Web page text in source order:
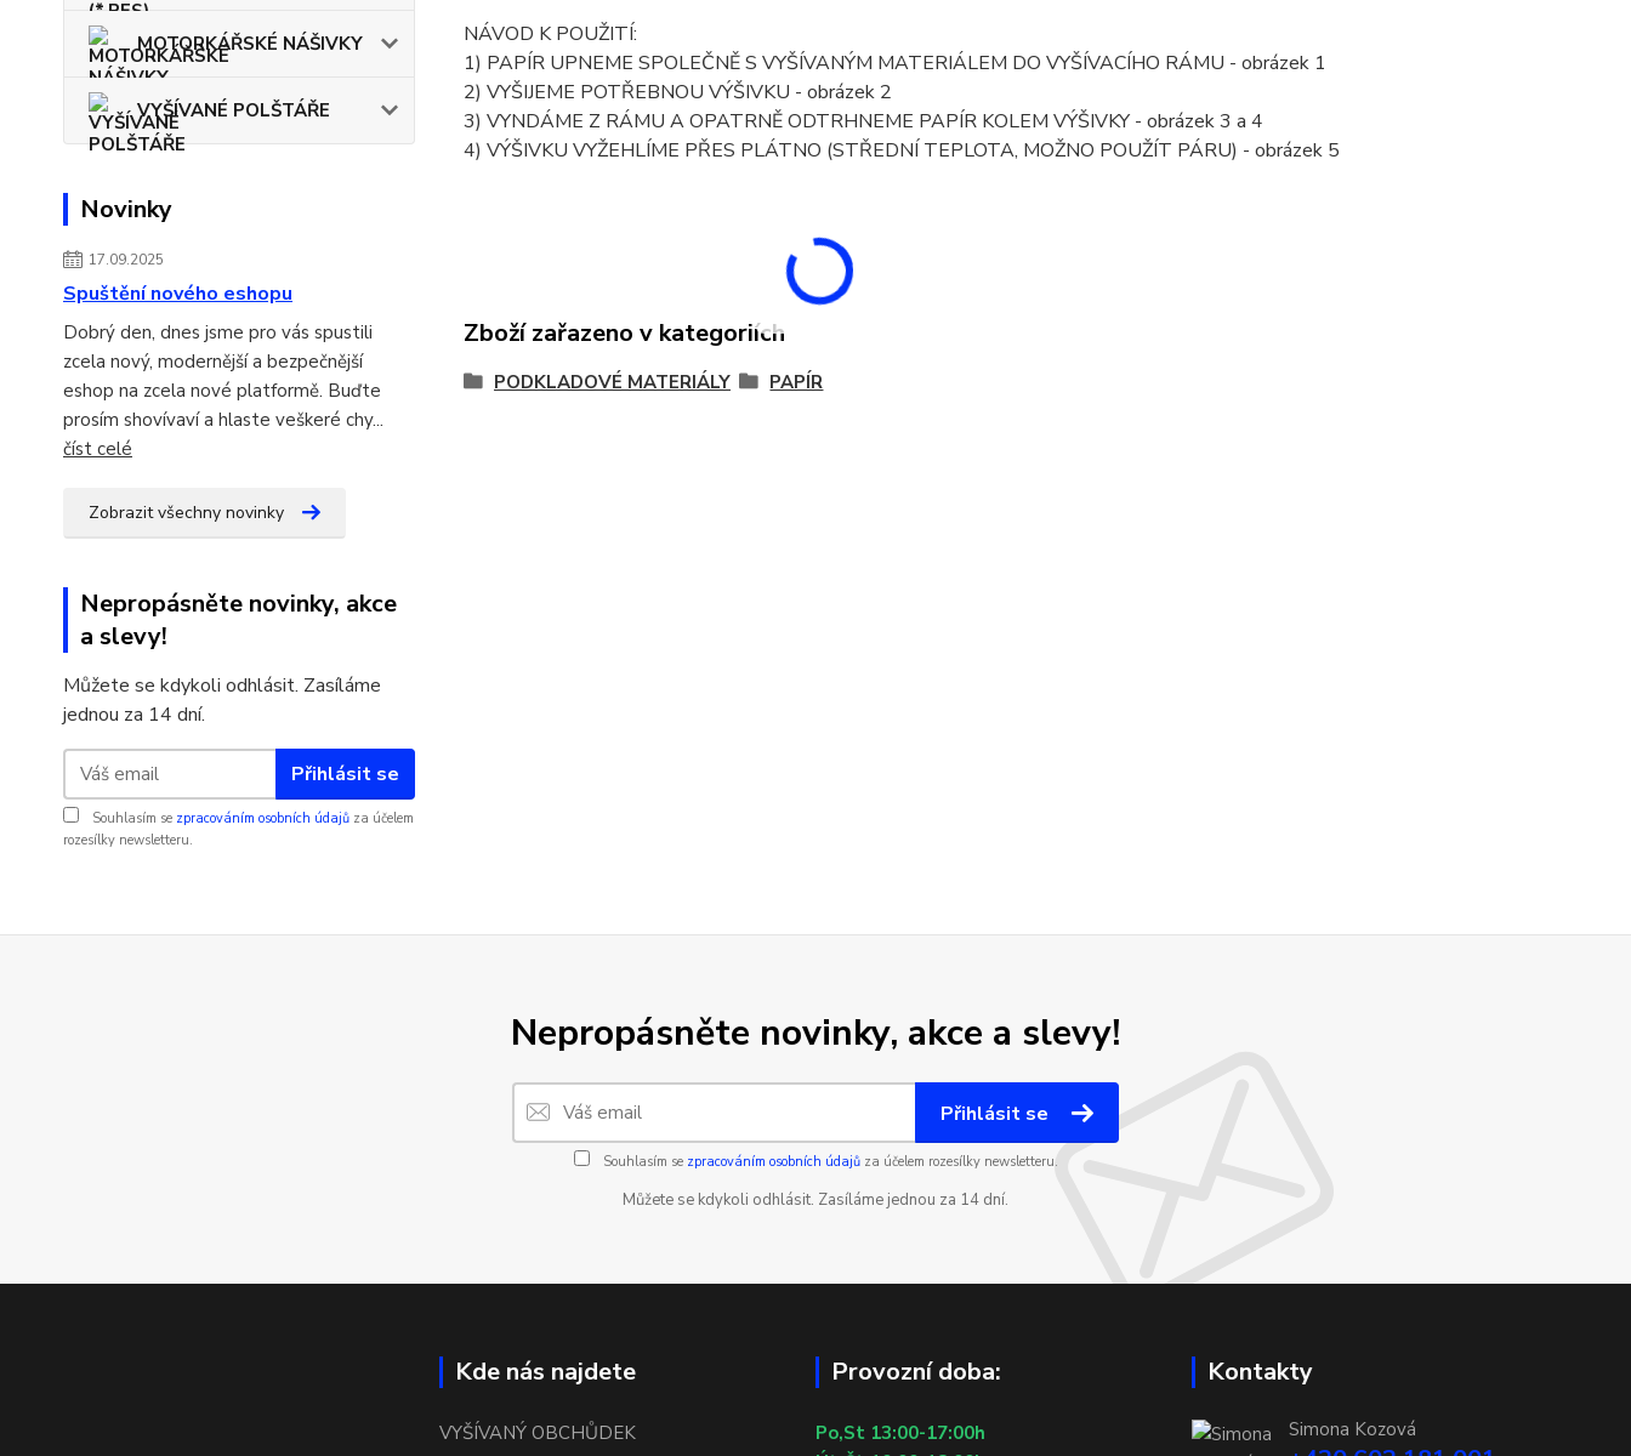
MOTORKÁŘSKÉ NÁŠIVKY
VYŠÍVANÉ POLŠTÁŘE
Novinky
17.09.2025
Spuštění nového eshopu
Dobrý den, dnes jsme pro vás spustili
zcela nový, modernější a bezpečnější
eshop na zcela nové platformě. Buďte
prosím shovívaví a hlaste veškeré chy...
číst celé
Zobrazit všechny novinky
Nepropásněte novinky, akce
a slevy!
Můžete se kdykoli odhlásit. Zasíláme
jednou za 14 dní.
Přihlásit se
Souhlasím se zpracováním osobních údajů za účelem
rozesílky newsletteru.
NÁVOD K POUŽITÍ:
1) PAPÍR UPNEME SPOLEČNĚ S VYŠÍVANÝM MATERIÁLEM DO VYŠÍVACÍHO RÁMU - obrázek 1
2) VYŠIJEME POTŘEBNOU VÝŠIVKU - obrázek 2
3) VYNDÁME Z RÁMU A OPATRNĚ ODTRHNEME PAPÍR KOLEM VÝŠIVKY - obrázek 3 a 4
4) VÝŠIVKU VYŽEHLÍME PŘES PLÁTNO (STŘEDNÍ TEPLOTA, MOŽNO POUŽÍT PÁRU) - obrázek 5
Zboží zařazeno v kategoriích
PODKLADOVÉ MATERIÁLY PAPÍR
Nepropásněte novinky, akce a slevy!
Přihlásit se
Souhlasím se zpracováním osobních údajůza účelem rozesílky newsletteru.
Můžete se kdykoli odhlásit. Zasíláme jednou za 14 dní.
Kde nás najdete
VYŠÍVANÝ OBCHŮDEK
Provozní doba:
Po,St 13:00-17:00h
Kontakty
Simona Kozová